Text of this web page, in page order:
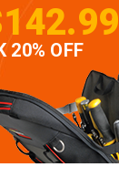
20% OFF